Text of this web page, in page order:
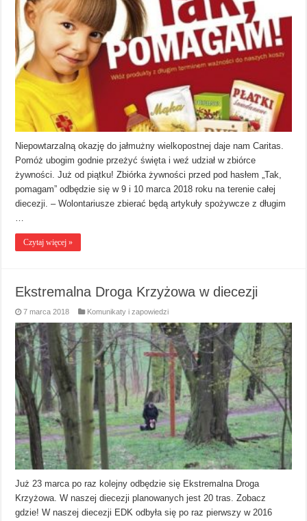
Niepowtarzalną okazję do jałmużny wielkopostnej daje nam Caritas.
Pomóż ubogim godnie przeżyć święta i weź udział w zbiórce
żywności. Już od piątku! Zbiórka żywności przed pod hasłem „Tak,
pomagam” odbędzie się w 9 i 10 marca 2018 roku na terenie całej
diecezji. – Wolontariusze zbierać będą artykuły spożywcze z długim
Czytaj więcej »
Ekstremalna Droga Krzyżowa w diecezji
7 marca 2018 Komunikaty i zapowiedzi
Już 23 marca po raz kolejny odbędzie się Ekstremalna Droga
Krzyżowa. W naszej diecezji planowanych jest 20 tras. Zobacz
gdzie! W naszej diecezji EDK odbyła się po raz pierwszy w 2016